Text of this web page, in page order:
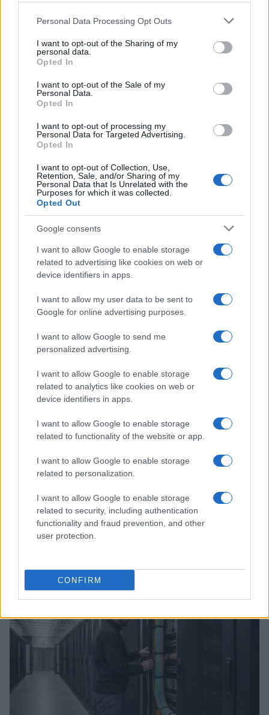
Please note that this website/app uses one or more Google
not limited to your visit or usage behaviour. You may click to
grant or deny consent to Google and its third-party tags to
use your data for below specified purposes in below Google
consent section.
Personal Data Processing Opt Outs
I want to opt-out of the Sharing of my
personal data.
Opted In
I want to opt-out of the Sale of my
Personal Data.
Opted In
I want to opt-out of processing my
Personal Data for Targeted Advertising.
Opted In
I want to opt-out of Collection, Use,
Retention, Sale, and/or Sharing of my
Personal Data that Is Unrelated with the
Purposes for which it was collected.
Opted Out
Google consents
I want to allow Google to enable storage
related to advertising like cookies on web or
device identifiers in apps.
I want to allow my user data to be sent to
Google for online advertising purposes.
I want to allow Google to send me
personalized advertising.
I want to allow Google to enable storage
related to analytics like cookies on web or
device identifiers in apps.
I want to allow Google to enable storage
related to functionality of the website or app.
I want to allow Google to enable storage
related to personalization.
I want to allow Google to enable storage
related to security, including authentication
functionality and fraud prevention, and other
user protection.
CONFIRM
energetica attraverso prezzi bloccati. Cambiano
però durata della tariffa, costi fissi e servizi
accessori. Per questo motivo è utile confrontare i
principali elementi economici prima della
sottoscrizione.
AUTORE
Andrea Innocenti ha coordinato dall'estero il
rientro di una cronista napoletana durante una
crisi diplomatica, gestendo contatti con
consolati; è corrispondente esteri che
definisce linee editoriali sulla geopolitica. Nato
rapporti con ONG partenopee.
SERVIZI PER LE AZIENDE